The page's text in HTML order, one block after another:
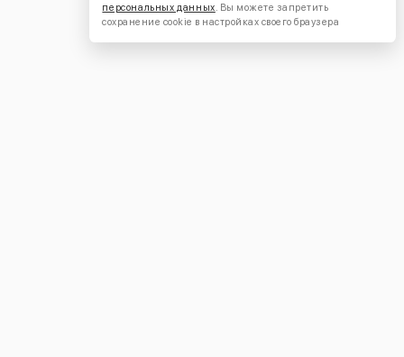
персональных данных. Вы можете запретить
сохранение cookie в настройках своего браузера